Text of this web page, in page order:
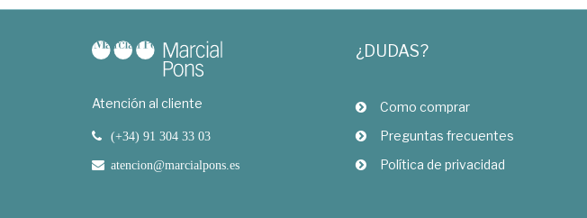
Atención al cliente
(+34) 91 304 33 03
atencion@marcialpons.es
¿DUDAS?
Como comprar
Preguntas frecuentes
Política de privacidad